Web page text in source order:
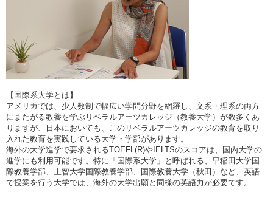
【国際系大学とは】
アメリカでは、少人数制で幅広い学問分野を網羅し、文系・理系の両方
にまたがる教養を学ぶリベラルアーツカレッジ（教養大学）が数多くあ
りますが、日本においても、このリベラルアーツカレッジの教育を取り
入れた教育を実践している大学・学部があります。
海外の大学進学で要求されるTOEFL(R)やIELTSのスコアは、国内大学の
進学にも利用可能です。特に「国際系大学」と呼ばれる、早稲田大学国
際教養学部、上智大学国際教養学部、国際教養大学（秋田）など、英語
で授業を行う大学では、海外の大学出願と同様の英語力が必要です。